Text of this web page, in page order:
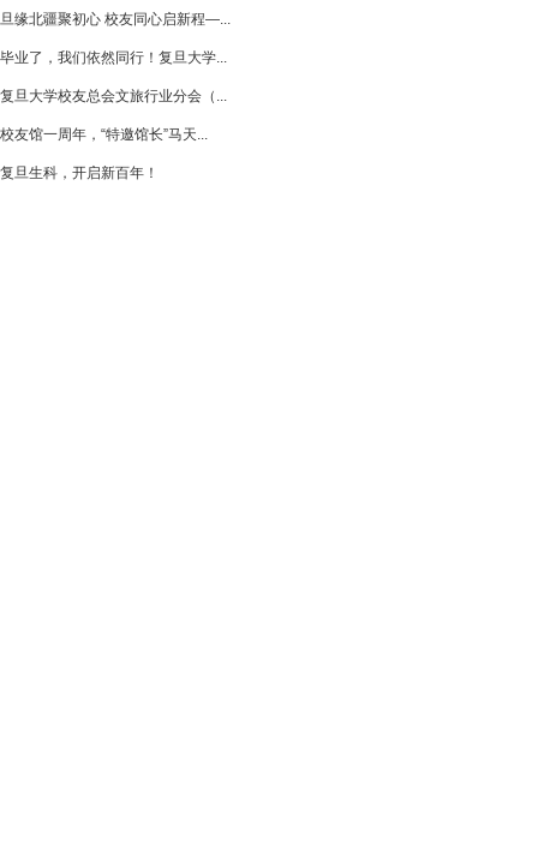
旦缘北疆聚初心 校友同心启新程—...
毕业了，我们依然同行！复旦大学...
复旦大学校友总会文旅行业分会（...
校友馆一周年，“特邀馆长”马天...
复旦生科，开启新百年！